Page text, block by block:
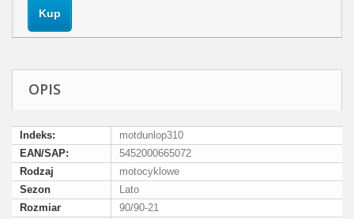
Kup
OPIS
Indeks:
motdunlop310
EAN/SAP:
5452000665072
Rodzaj
motocyklowe
Sezon
Lato
Rozmiar
90/90-21